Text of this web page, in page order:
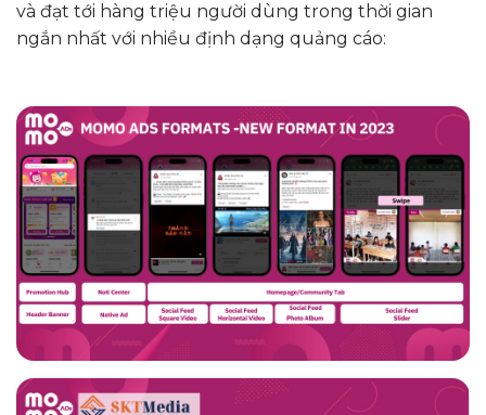
và đạt tới hàng triệu người dùng trong thời gian
ngắn nhất với nhiều định dạng quảng cáo: